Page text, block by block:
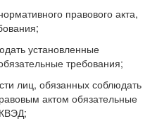
правового акта,
установленные
требования;
лиц, обязанных соблюдать
актом обязательные